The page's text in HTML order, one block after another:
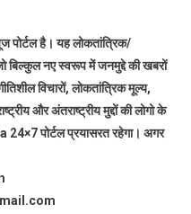
पोर्टल है। यह लोकतांत्रिक/
बिल्कुल नए स्वरूप में जनमुद्दे की खबरों
विचारों, लोकतांत्रिक मूल्य,
और अंतराष्ट्रीय मुद्दों की लोगो के
24×7 पोर्टल प्रयासरत रहेगा। अगर